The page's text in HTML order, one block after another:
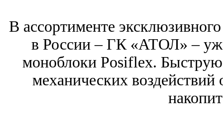
В ассортименте
в России – ГК «АТОЛ» –
моноблоки Posiflex. Быструю
механических